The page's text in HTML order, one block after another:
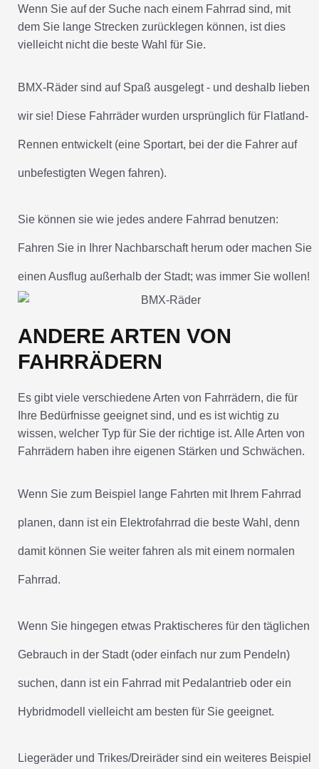
Wenn Sie auf der Suche nach einem Fahrrad sind, mit
dem Sie lange Strecken zurücklegen können, ist dies
vielleicht nicht die beste Wahl für Sie.
BMX-Räder sind auf Spaß ausgelegt - und deshalb lieben
wir sie! Diese Fahrräder wurden ursprünglich für Flatland-
Rennen entwickelt (eine Sportart, bei der die Fahrer auf
unbefestigten Wegen fahren).
Sie können sie wie jedes andere Fahrrad benutzen:
Fahren Sie in Ihrer Nachbarschaft herum oder machen Sie
einen Ausflug außerhalb der Stadt; was immer Sie wollen!
ANDERE ARTEN VON
FAHRRÄDERN
Es gibt viele verschiedene Arten von Fahrrädern, die für
Ihre Bedürfnisse geeignet sind, und es ist wichtig zu
wissen, welcher Typ für Sie der richtige ist. Alle Arten von
Fahrrädern haben ihre eigenen Stärken und Schwächen.
Wenn Sie zum Beispiel lange Fahrten mit Ihrem Fahrrad
planen, dann ist ein Elektrofahrrad die beste Wahl, denn
damit können Sie weiter fahren als mit einem normalen
Fahrrad.
Wenn Sie hingegen etwas Praktischeres für den täglichen
Gebrauch in der Stadt (oder einfach nur zum Pendeln)
suchen, dann ist ein Fahrrad mit Pedalantrieb oder ein
Hybridmodell vielleicht am besten für Sie geeignet.
Liegeräder und Trikes/Dreiräder sind ein weiteres Beispiel